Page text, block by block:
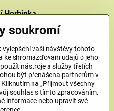
Herbinka
soukromí
vylepšení vaší návštěvy tohoto
ke shromažďování údajů o jeho
nástroje a služby třetích
být přenášena partnerům v
Kliknutím na „Přijmout všechny
souhlas s tímto zpracováním.
informace nebo upravit své